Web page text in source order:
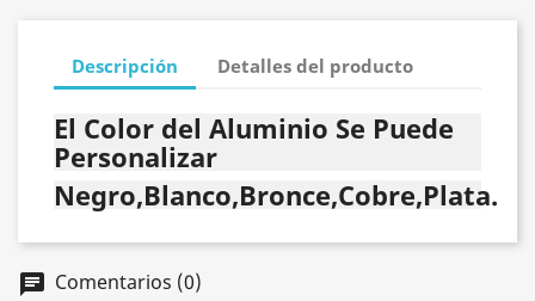
Descripción Detalles del producto
El Color del Aluminio Se Puede
Personalizar
Negro,Blanco,Bronce,Cobre,Plata.
chat Comentarios (0)